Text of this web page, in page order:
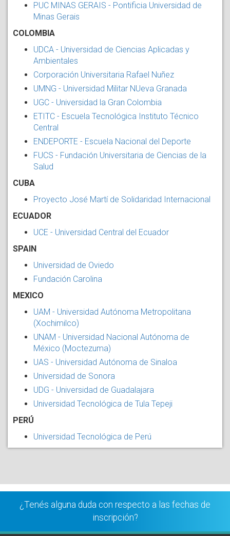
PUC MINAS GERAIS - Pontificia Universidad de
Minas Gerais
COLOMBIA
UDCA - Universidad de Ciencias Aplicadas y
Ambientales
Corporación Universitaria Rafael Nuñez
UMNG - Universidad Militar NUeva Granada
UGC - Universidad la Gran Colombia
ETITC - Escuela Tecnológica Instituto Técnico
Central
ENDEPORTE - Escuela Nacional del Deporte
FUCS - Fundación Universitaria de Ciencias de la
Salud
CUBA
Proyecto José Martí de Solidaridad Internacional
ECUADOR
UCE - Universidad Central del Ecuador
SPAIN
Universidad de Oviedo
Fundación Carolina
MEXICO
UAM - Universidad Autónoma Metropolitana
(Xochimilco)
UNAM - Universidad Nacional Autónoma de
México (Moctezuma)
UAS - Universidad Autónoma de Sinaloa
Universidad de Sonora
UDG - Universidad de Guadalajara
Universidad Tecnológica de Tula Tepeji
PERÚ
Universidad Tecnológica de Perú
¿Tenés alguna duda con respecto a las fechas de
inscripción?